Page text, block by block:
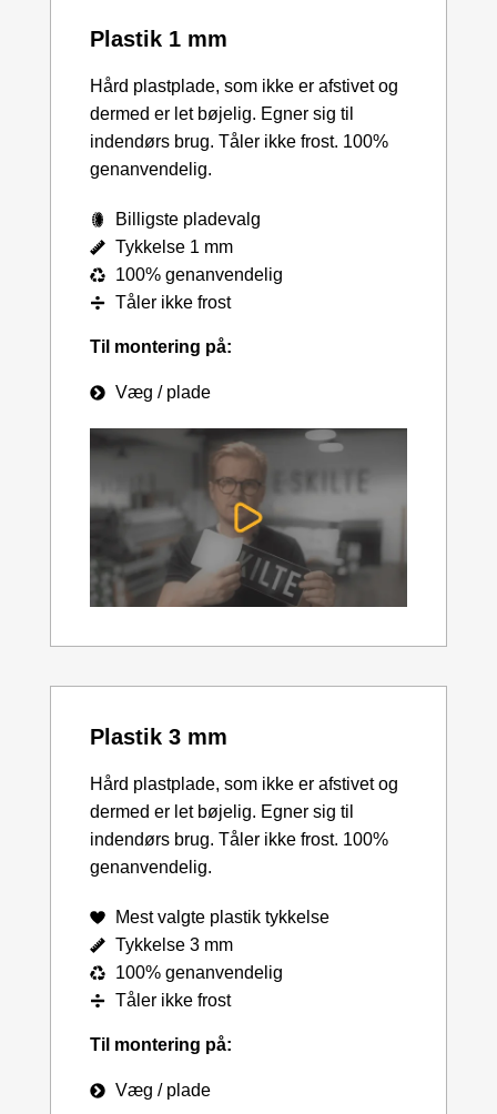
Plastik 1 mm
Hård plastplade, som ikke er afstivet og
dermed er let bøjelig. Egner sig til
indendørs brug. Tåler ikke frost. 100%
genanvendelig.
Billigste pladevalg
Tykkelse 1 mm
100% genanvendelig
Tåler ikke frost
Til montering på:
Væg / plade
Plastik 3 mm
Hård plastplade, som ikke er afstivet og
dermed er let bøjelig. Egner sig til
indendørs brug. Tåler ikke frost. 100%
genanvendelig.
Mest valgte plastik tykkelse
Tykkelse 3 mm
100% genanvendelig
Tåler ikke frost
Til montering på:
Væg / plade